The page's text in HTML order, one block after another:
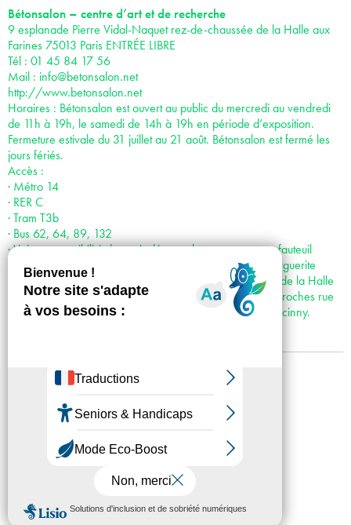
Bétonsalon – centre d’art et de recherche
9 esplanade Pierre Vidal-Naquet rez-de-chaussée de la Halle aux
Farines 75013 Paris ENTRÉE LIBRE
Tél : 01 45 84 17 56
Mail : info@betonsalon.net
http://www.betonsalon.net
Horaires : Bétonsalon est ouvert au public du mercredi au vendredi
de 11h à 19h, le samedi de 14h à 19h en période d’exposition.
Fermeture estivale du 31 juillet au 21 août. Bétonsalon est fermé les
jours fériés.
Accès :
· Métro 14
· RER C
· Tram T3b
· Bus 62, 64, 89, 132
· Voiture : possibilité de venir déposer les personnes en fauteuil
roulant juste devant le centre d’art : accès par la rue Marguerite
Duras, puis par l’Esplanade Pierre Vidal Naquet, le long de la Halle
aux farines. Places de stationnement réservées les plus proches rue
Françoise Dolto ; puis rue Hélène Brion et Rue René Goscinny.
Accessibilité
Presse